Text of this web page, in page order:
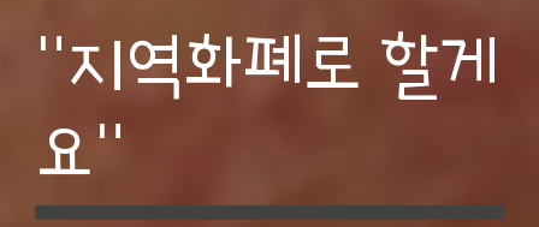
"지역화폐로 할게
요"